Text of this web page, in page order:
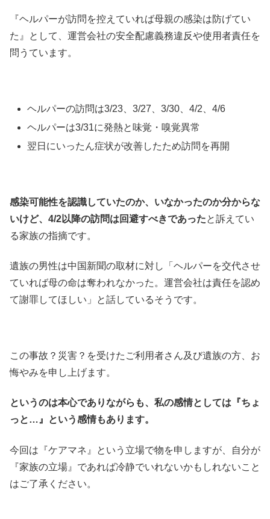
『ヘルパーが訪問を控えていれば母親の感染は防げてい
た』として、運営会社の安全配慮義務違反や使用者責任を
問うています。
ヘルパーの訪問は3/23、3/27、3/30、4/2、4/6
ヘルパーは3/31に発熱と味覚・嗅覚異常
翌日にいったん症状が改善したため訪問を再開
感染可能性を認識していたのか、いなかったのか分からな
いけど、4/2以降の訪問は回避すべきであったと訴えてい
る家族の指摘です。
遺族の男性は中国新聞の取材に対し「ヘルパーを交代させ
ていれば母の命は奪われなかった。運営会社は責任を認め
て謝罪してほしい」と話しているそうです。
この事故？災害？を受けたご利用者さん及び遺族の方、お
悔やみを申し上げます。
というのは本心でありながらも、私の感情としては『ちょ
っと…』という感情もあります。
今回は『ケアマネ』という立場で物を申しますが、自分が
『家族の立場』であれば冷静でいれないかもしれないこと
はご了承ください。